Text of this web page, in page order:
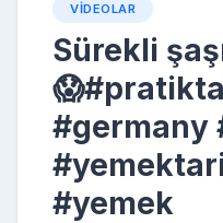
VIDEOLAR
Sürekli
#germany
#yemek